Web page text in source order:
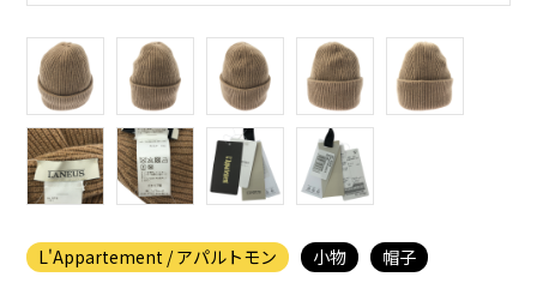
L'Appartement / アパルトモン 小物 帽子